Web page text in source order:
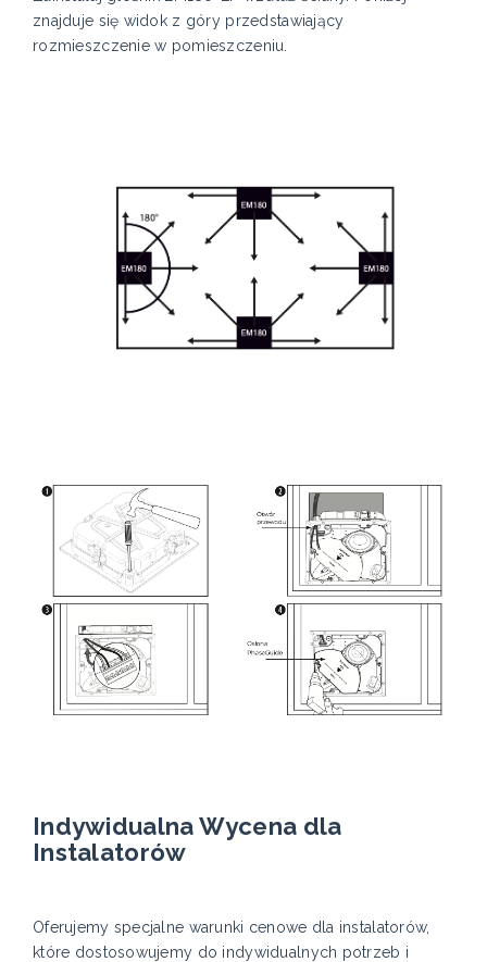
znajduje się widok z góry przedstawiający
rozmieszczenie w pomieszczeniu.
Indywidualna Wycena dla
Instalatorów
Oferujemy specjalne warunki cenowe dla instalatorów,
które dostosowujemy do indywidualnych potrzeb i